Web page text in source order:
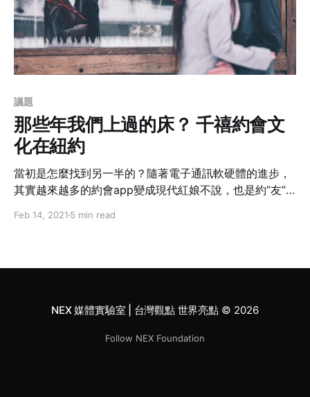
議題
那些年我們上過的床？ 千禧約會文
化在紐約
當初是怎麼找到另一半的？隨著電子通訊軟硬體的進步，
其實越來越多的約會app變成現代紅娘不說，也是約”友”
沉中悟出了這情愛世界裡的遊戲規則，根本就像獵頭找人
Feb 14, 2021 5 min read
NEX 媒體實驗室 | 台灣觀點 世界亮點© 2026
Follow NEX Foundation